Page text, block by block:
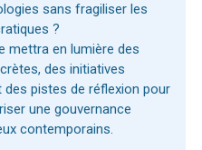
sans fragiliser les
?
mettra en lumière des
des initiatives
pistes de réflexion pour
une gouvernance
contemporains.